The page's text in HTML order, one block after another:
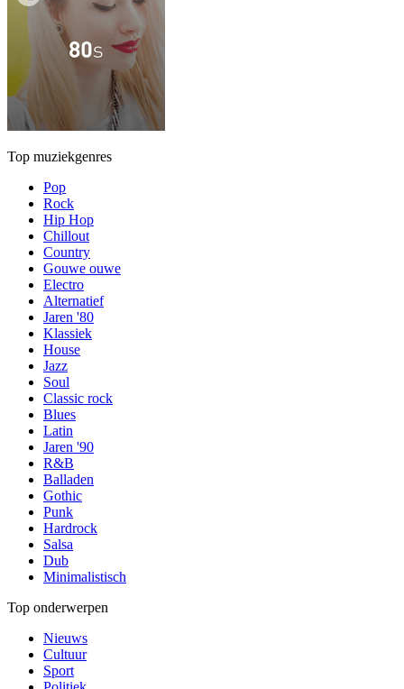
Top muziekgenres
Pop
Rock
Hip Hop
Chillout
Country
Gouwe ouwe
Electro
Alternatief
Jaren '80
Klassiek
House
Jazz
Soul
Classic rock
Blues
Latin
Jaren '90
R&B
Balladen
Gothic
Punk
Hardrock
Salsa
Dub
Minimalistisch
Top onderwerpen
Nieuws
Cultuur
Sport